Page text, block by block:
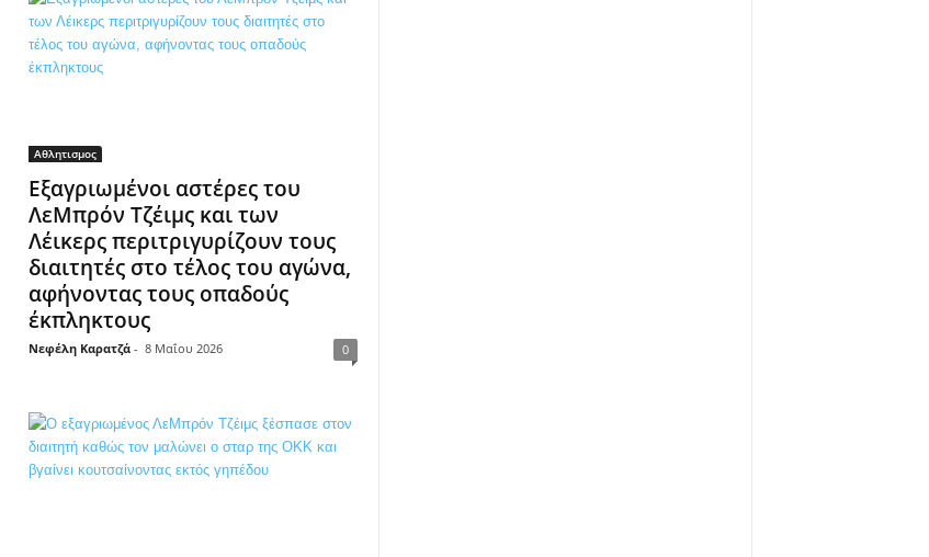
Αθλητισμος
Εξαγριωμένοι αστέρες του
ΛεΜπρόν Τζέιμς και των
Λέικερς περιτριγυρίζουν τους
διαιτητές στο τέλος του αγώνα,
αφήνοντας τους οπαδούς
έκπληκτους
Νεφέλη Καρατζά - 8 Μαΐου 2026 0